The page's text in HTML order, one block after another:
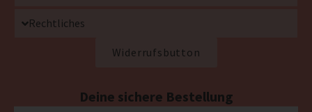
Rechtliches
Widerrufsbutton
Deine sichere Bestellung